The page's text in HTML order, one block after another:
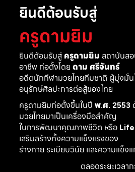
ยินดีต้อนรับสู่
ครูดามยิม
ยินดีต้อนรับสู่ ครูดามยิม สถาบันส
อาชีพ ก่อตั้งโดย ดาม ศรีจันทร์
อดีตนักกีฬามวยไทยทีมชาติ ผู้มุ่งมั่น
อนุรักษ์ศิลปะการต่อสู้ของไทย
ครูดามยิมก่อตั้งขึ้นในปี พ.ศ. 2553
มวยไทยมาเป็นเครื่องมือสำคัญ
ในการพัฒนาคุณภาพชีวิต หรือ
เสริมสร้างทั้งความแข็งแรงของ
ร่างกาย ระเบียบวินัย และความแข็ง
ตลอดระยะเวลา